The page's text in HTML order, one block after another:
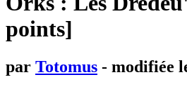
points]
par Totomus - modifiée